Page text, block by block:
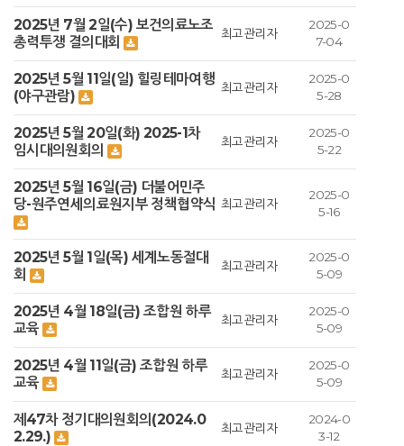
2025년 7월 2일(수) 보건의료노조
총력투쟁 결의대회
최고관리자
2025-0
7-04
2025년 5월 11일(일) 힐링테마여행
(야구관람)
최고관리자
2025-0
5-28
2025년 5월 20일(화) 2025-1차
임시대의원회의
최고관리자
2025-0
5-22
2025년 5월 16일(금) 더불어민주
당-원주연세의료원지부 정책협약식 최고관리자
2025-0
5-16
2025년 5월 1일(목) 세계노동절대
회
최고관리자
2025-0
5-09
2025년 4월 18일(금) 조합원 하루
교육
최고관리자
2025-0
5-09
2025년 4월 11일(금) 조합원 하루
교육
최고관리자
2025-0
5-09
제47차 정기대의원회의(2024.0
2.29.)
최고관리자
2024-0
3-12